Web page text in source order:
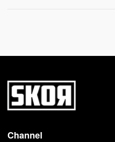
Channel